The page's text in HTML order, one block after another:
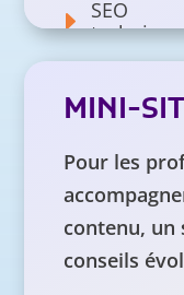
E SEO
base
E
1 aller-
retour de
Délai
MINI-
Pour les
contenu, un
conseils